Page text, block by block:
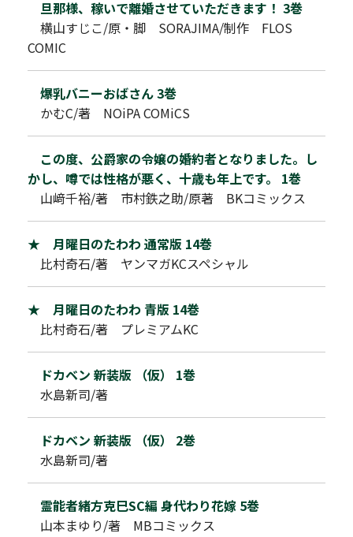
旦那様、稼いで離婚させていただきます！ 3巻
横山すじこ/原・脚 SORAJIMA/制作 FLOS
COMIC
爆乳バニーおばさん 3巻
かむC/著 NOiPA COMiCS
この度、公爵家の令嬢の婚約者となりました。し
かし、噂では性格が悪く、十歳も年上です。 1巻
山﨑千裕/著 市村鉄之助/原著 BKコミックス
★ 月曜日のたわわ 通常版 14巻
比村奇石/著 ヤンマガKCスペシャル
★ 月曜日のたわわ 青版 14巻
比村奇石/著 プレミアムKC
ドカベン 新装版 （仮） 1巻
水島新司/著
ドカベン 新装版 （仮） 2巻
水島新司/著
霊能者緒方克巳SC編 身代わり花嫁 5巻
山本まゆり/著 MBコミックス